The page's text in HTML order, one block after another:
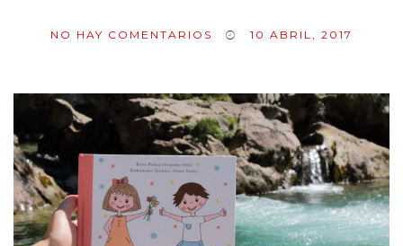
NO HAY COMENTARIOS 10 ABRIL, 2017